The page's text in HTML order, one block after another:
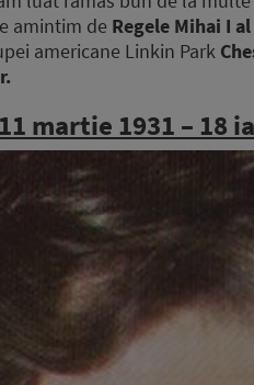
amintim de Regele Mihai I
americane Linkin Park
martie 1931 – 18